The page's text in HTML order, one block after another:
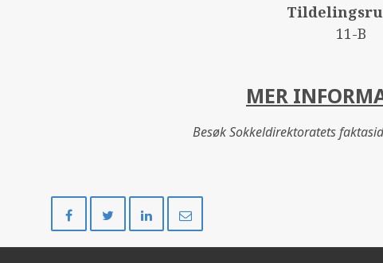
11-B
MER
Besøk Sokkeldirektoratets
på
på
på